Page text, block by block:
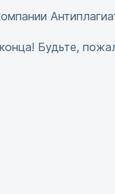
Будьте,